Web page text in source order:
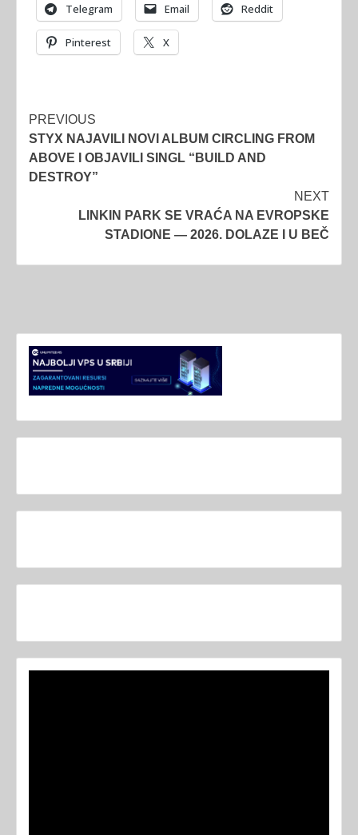
Telegram Email Reddit
Pinterest X
Post
navigation
PREVIOUS
STYX NAJAVILI NOVI ALBUM CIRCLING FROM
ABOVE I OBJAVILI SINGL “BUILD AND
DESTROY”
NEXT
LINKIN PARK SE VRAĆA NA EVROPSKE
STADIONE — 2026. DOLAZE I U BEČ